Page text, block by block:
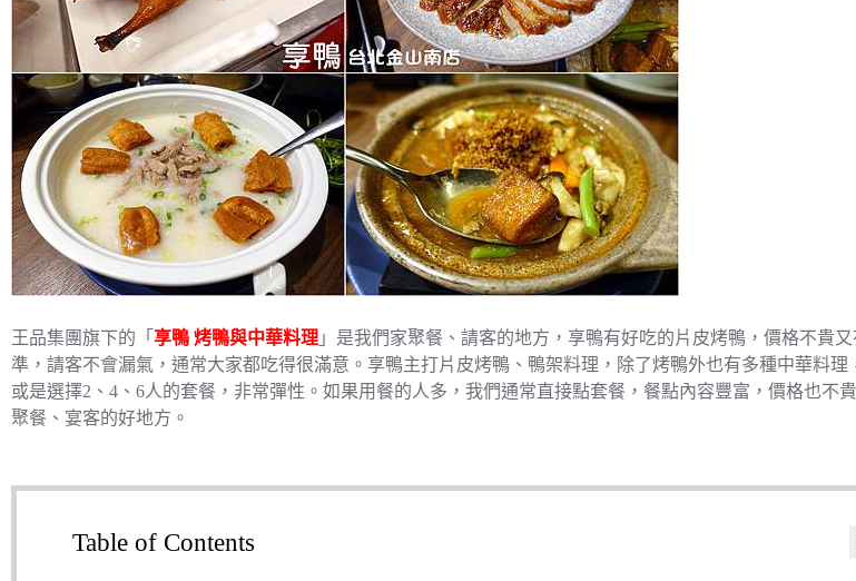
王品集團旗下的「 享鴨 烤鴨與中華料理 」是我們家聚餐、請客的地方，享鴨有好吃的片皮烤鴨，價格不貴
準，請客不會漏氣，通常大家都吃得很滿意。享鴨主打片皮烤鴨、鴨架料理，除了烤鴨外也有多種中華料理
或是選擇2、4、6人的套餐，非常彈性。如果用餐的人多，我們通常直接點套餐，餐點內容豐富，價格也不
聚餐、宴客的好地方。
Table of Contents